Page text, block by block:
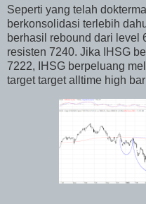
Seperti yang telah
berkonsolidasi terlebih
berhasil rebound dari level
resisten 7240. Jika IHSG
7222, IHSG berpeluang
target target alltime high